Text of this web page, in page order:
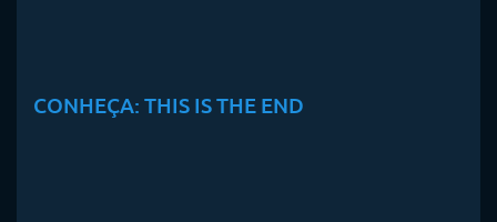
CONHEÇA: THIS IS THE END